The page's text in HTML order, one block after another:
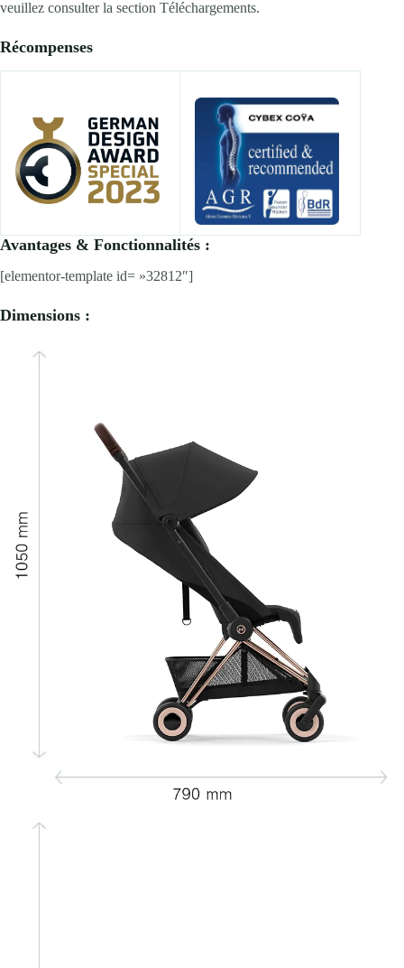
veuillez consulter la section Téléchargements.
Récompenses
Avantages & Fonctionnalités :
[elementor-template id= »32812″]
Dimensions :